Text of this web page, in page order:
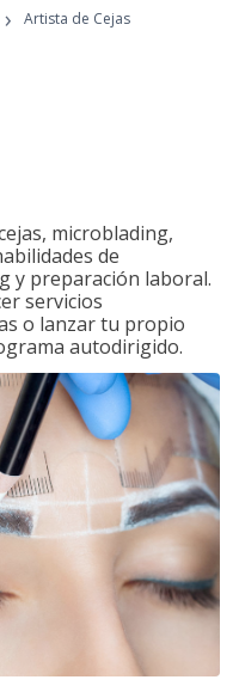
› Artista de Cejas
microblading,
de
y preparación laboral.
servicios
o lanzar tu propio
autodirigido.